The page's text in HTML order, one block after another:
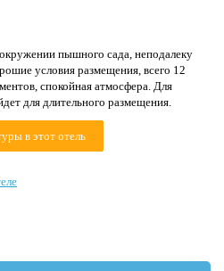
пышного сада, неподалеку
условия размещения, всего 12
спокойная атмосфера. Для
для длительного размещения.
в этот отель